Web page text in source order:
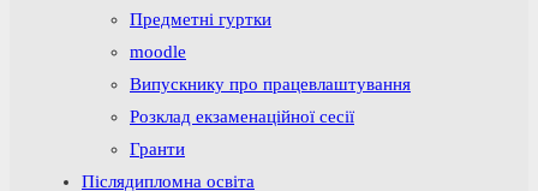
Предметні гуртки
moodle
Випускнику про працевлаштування
Розклад екзаменаційної сесії
Гранти
Післядипломна освіта